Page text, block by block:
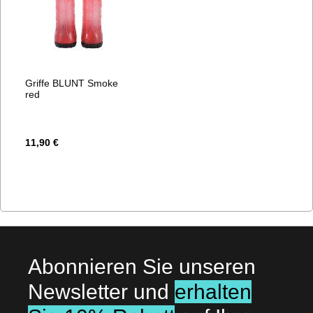
Griffe BLUNT Smoke
red
11,90 €
Abonnieren Sie unseren
Newsletter und erhalten